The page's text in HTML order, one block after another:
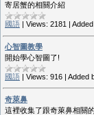
寄居蟹的相關介紹
國語 Views: 2181
心智圖教學
開始學心智圖了!
國語 | Views: 916 | Added
奇萊鼻
這裡收集了跟奇萊鼻相關